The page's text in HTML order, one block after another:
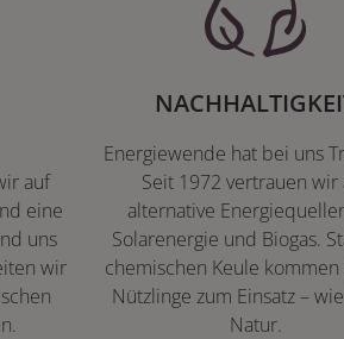
auf
eine
uns
wir
Energiewende hat bei uns
Seit 1972 vertrauen wir
alternative
Solarenergie und Biogas.
chemischen Keule
Nützlinge zum Einsatz –
Natur.